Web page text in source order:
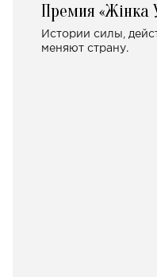
Премия «Жінка
Истории силы,
меняют страну.